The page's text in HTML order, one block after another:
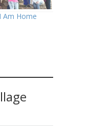
Am Home